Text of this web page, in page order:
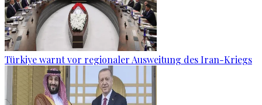
Türkiye warnt vor regionaler Ausweitung des Iran-Kriegs